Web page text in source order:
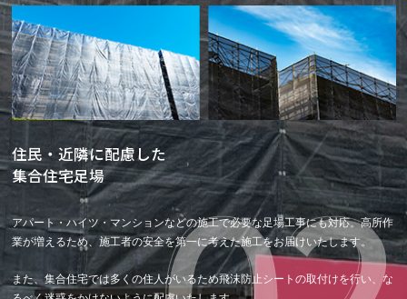
住民・近隣に配慮した
集合住宅足場
アパート・ハイツ・マンションなどの施工で必要な足場工事にも対応。高所作
業が増えるため、施工者の安全を第一に考えた施工をお届けいたします。
また、集合住宅では多くの住人がいるため飛沫防止シートの取付けを行い、な